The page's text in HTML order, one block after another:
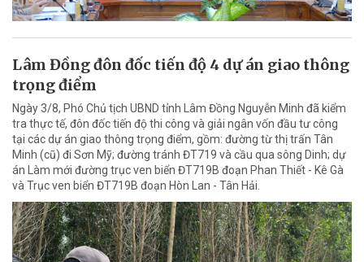
Lâm Đồng đôn đốc tiến độ 4 dự án giao thông
trọng điểm
Ngày 3/8, Phó Chủ tịch UBND tỉnh Lâm Đồng Nguyễn Minh đã kiểm
tra thực tế, đôn đốc tiến độ thi công và giải ngân vốn đầu tư công
tại các dự án giao thông trọng điểm, gồm: đường từ thị trấn Tân
Minh (cũ) đi Sơn Mỹ; đường tránh ĐT719 và cầu qua sông Dinh; dự
án Làm mới đường trục ven biển ĐT719B đoạn Phan Thiết - Kê Gà
và Trục ven biển ĐT719B đoạn Hòn Lan - Tân Hải.